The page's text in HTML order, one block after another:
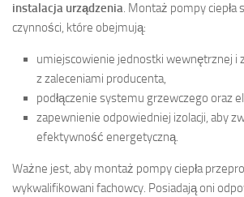
instalacja urządzenia. Montaż pompy ciepła
czynności, które obejmują:
umiejscowienie jednostki wewnętrznej i
z zaleceniami producenta,
podłączenie systemu grzewczego oraz
zapewnienie odpowiedniej izolacji, aby
efektywność energetyczną.
Ważne jest, aby montaż pompy ciepła
wykwalifikowani fachowcy. Posiadają oni